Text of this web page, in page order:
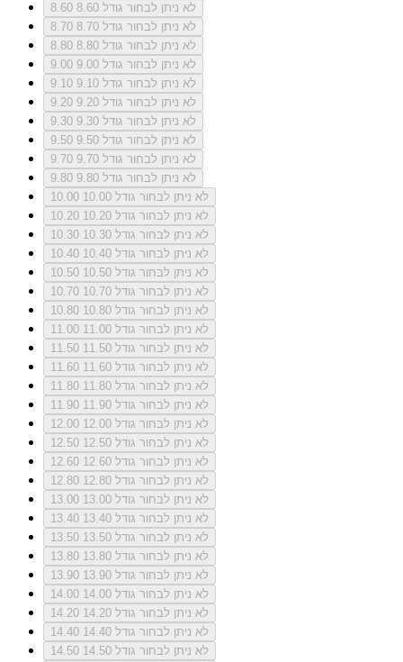
8.60
לא ניתן לבחור גודל 8.60
8.70
לא ניתן לבחור גודל 8.70
8.80
לא ניתן לבחור גודל 8.80
9.00
לא ניתן לבחור גודל 9.00
9.10
לא ניתן לבחור גודל 9.10
9.20
לא ניתן לבחור גודל 9.20
9.30
לא ניתן לבחור גודל 9.30
9.50
לא ניתן לבחור גודל 9.50
9.70
לא ניתן לבחור גודל 9.70
9.80
לא ניתן לבחור גודל 9.80
10.00
לא ניתן לבחור גודל 10.00
10.20
לא ניתן לבחור גודל 10.20
10.30
לא ניתן לבחור גודל 10.30
10.40
לא ניתן לבחור גודל 10.40
10.50
לא ניתן לבחור גודל 10.50
10.70
לא ניתן לבחור גודל 10.70
10.80
לא ניתן לבחור גודל 10.80
11.00
לא ניתן לבחור גודל 11.00
11.50
לא ניתן לבחור גודל 11.50
11.60
לא ניתן לבחור גודל 11.60
11.80
לא ניתן לבחור גודל 11.80
11.90
לא ניתן לבחור גודל 11.90
12.00
לא ניתן לבחור גודל 12.00
12.50
לא ניתן לבחור גודל 12.50
12.60
לא ניתן לבחור גודל 12.60
12.80
לא ניתן לבחור גודל 12.80
13.00
לא ניתן לבחור גודל 13.00
13.40
לא ניתן לבחור גודל 13.40
13.50
לא ניתן לבחור גודל 13.50
13.80
לא ניתן לבחור גודל 13.80
13.90
לא ניתן לבחור גודל 13.90
14.00
לא ניתן לבחור גודל 14.00
14.20
לא ניתן לבחור גודל 14.20
14.40
לא ניתן לבחור גודל 14.40
14.50
לא ניתן לבחור גודל 14.50